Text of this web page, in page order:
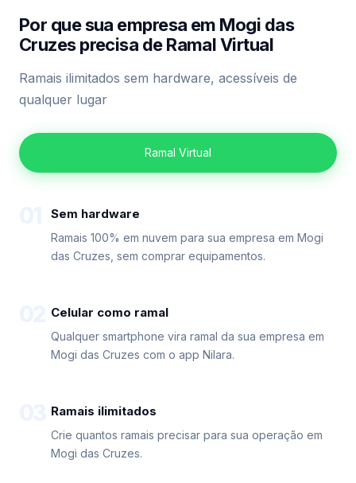
Por que sua empresa em Mogi das
Cruzes precisa de Ramal Virtual
Ramais ilimitados sem hardware, acessíveis de
qualquer lugar
Ramal Virtual
Sem hardware
Ramais 100% em nuvem para sua empresa em Mogi
das Cruzes, sem comprar equipamentos.
Celular como ramal
Qualquer smartphone vira ramal da sua empresa em
Mogi das Cruzes com o app Nilara.
Ramais ilimitados
Crie quantos ramais precisar para sua operação em
Mogi das Cruzes.